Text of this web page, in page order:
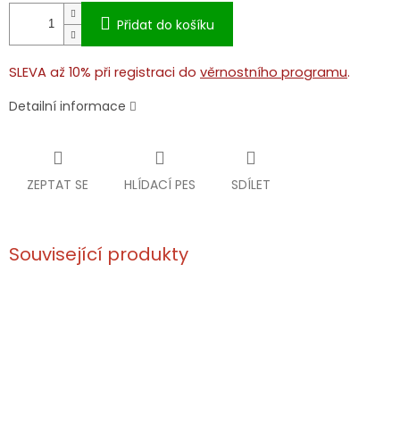
Přidat do košíku
SLEVA až 10% při registraci do věrnostního programu.
Detailní informace
ZEPTAT SE HLÍDACÍ PES SDÍLET
Související produkty